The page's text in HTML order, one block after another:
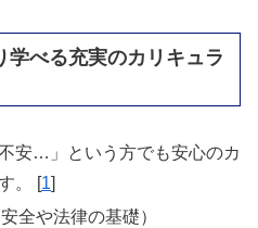
べる充実のカリキュラ
安…」という方でも安心のカ
。 [1]
全や法律の基礎）